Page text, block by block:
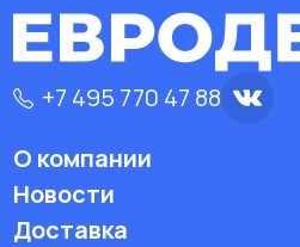
+7 495 770 47 88
О компании
Новости
Доставка